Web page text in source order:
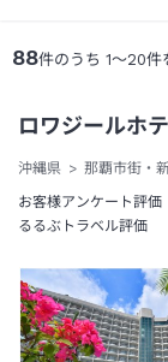
88件のうち 1～20件
ロワジールホ
沖縄県
那覇市街・
お客様アンケート評価
るるぶトラベル評価